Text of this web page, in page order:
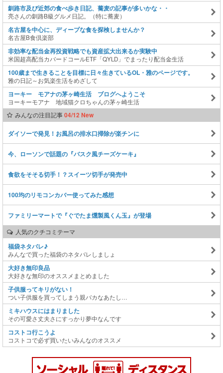
釧路市及び近郊の食べ歩き日記、蕎麦の記事が多いかな・・
亮さんの釧路B級グルメ日記。（特に蕎麦）
名古屋を中心に、ディープな食を探検しませんか？
名古屋B食倶楽部
非効率な配当金再投資戦略でも資産拡大出来るか実験中
米国超高配当カバードコールETF「QYLD」でまったり配当金生活
100歳まで生きることを目標に日々生きているOL・雅のページです。
雅の日記～お気楽生活をめざして
ヨーキー モアナの茅ヶ崎生活 ブログへようこそ
ヨーキーモアナ 地域猫クロちゃんの茅ヶ崎生活
みんなの注目記事04/12 New
ダイソーで発見！お風呂の排水口掃除が楽チンに
今、ローソンで話題の『バスク風チーズケーキ』
食欲をそそる切手！？スイーツ切手が発売中
100均のリモコンカバー使ってみた感想
ファミリーマートで『ぐでたま燻製風くん玉』が登場
人気のクチコミテーマ
福袋ネタバレ♪
みんなで買った福袋のネタバレしましょ
大好き無印良品
大好きな無印のオススメまとめました
子供服ってキリがない！
つい子供服を買ってしまう親バカなあたし…
ミキハウスにはまりました
その可愛さ丈夫さにすっかり夢中なんです
コストコ行こうよ
コストコで必ず買いたいみんなのオススメ